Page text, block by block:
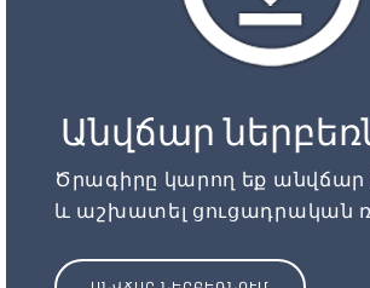
Անվճար
Ծրագիրը կարող եք անվճար
և աշխատել ցուցադրական